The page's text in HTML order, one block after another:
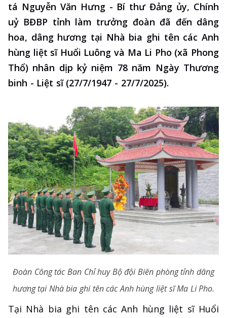
tá Nguyễn Văn Hưng - Bí thư Đảng ủy, Chính
uỷ BĐBP tỉnh làm trưởng đoàn đã đến dâng
hoa, dâng hương tại Nhà bia ghi tên các Anh
hùng liệt sĩ Huổi Luông và Ma Li Pho (xã Phong
Thổ) nhân dịp kỷ niệm 78 năm Ngày Thương
binh - Liệt sĩ (27/7/1947 - 27/7/2025).
Đoàn Công tác Ban Chỉ huy Bộ đội Biên phòng tỉnh dâng
hương tại Nhà bia ghi tên các Anh hùng liệt sĩ Ma Li Pho.
Tại Nhà bia ghi tên các Anh hùng liệt sĩ Huổi